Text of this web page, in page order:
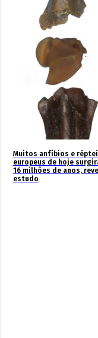
Muitos anfíbios e
europeus de hoje
16 milhões de anos,
estudo